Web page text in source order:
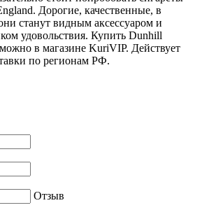
Дорогие, качественные, в
станут видным аксессуаром и
удовольствия. Купить Dunhill
в магазине KuriVIP. Действует
по регионам РФ.
Отзыв